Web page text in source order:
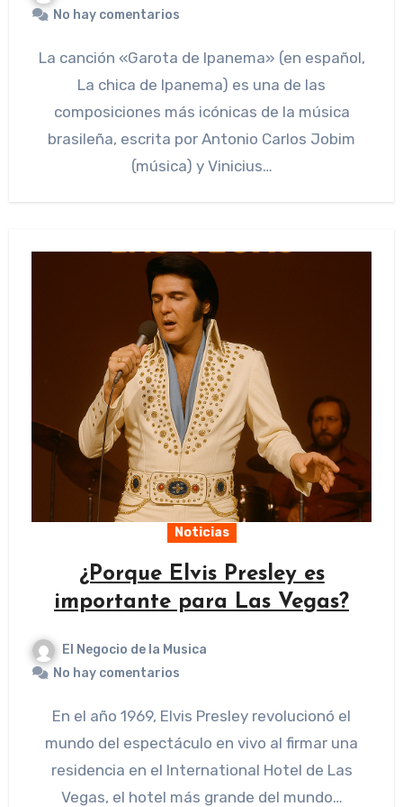
No hay comentarios
La canción «Garota de Ipanema» (en español,
La chica de Ipanema) es una de las
composiciones más icónicas de la música
brasileña, escrita por Antonio Carlos Jobim
(música) y Vinicius…
Noticias
¿Porque Elvis Presley es
importante para Las Vegas?
El Negocio de la Musica
No hay comentarios
En el año 1969, Elvis Presley revolucionó el
mundo del espectáculo en vivo al firmar una
residencia en el International Hotel de Las
Vegas, el hotel más grande del mundo…